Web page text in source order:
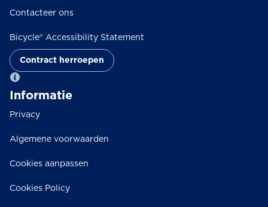
Contacteer ons
Bicycle® Accessibility Statement
Contract herroepen
Informatie
Privacy
Algemene voorwaarden
Cookies aanpassen
Cookies Policy